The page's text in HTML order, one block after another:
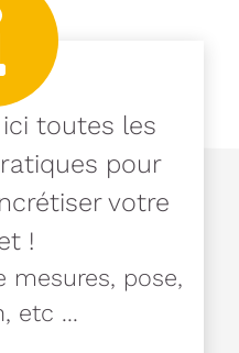
toutes les
pour
votre
!
mesures, pose,
etc ...